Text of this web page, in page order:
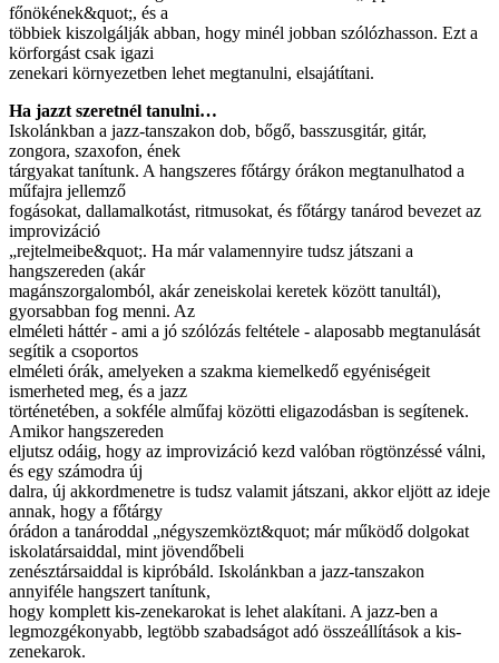
főnökének&quot;, és a
többiek kiszolgálják abban, hogy minél jobban szólózhasson. Ezt a
körforgást csak igazi
zenekari környezetben lehet megtanulni, elsajátítani.
Ha jazzt szeretnél tanulni…
Iskolánkban a jazz-tanszakon dob, bőgő, basszusgitár, gitár,
zongora, szaxofon, ének
tárgyakat tanítunk. A hangszeres főtárgy órákon megtanulhatod a
műfajra jellemző
fogásokat, dallamalkotást, ritmusokat, és főtárgy tanárod bevezet az
improvizáció
„rejtelmeibe&quot;. Ha már valamennyire tudsz játszani a
hangszereden (akár
magánszorgalomból, akár zeneiskolai keretek között tanultál),
gyorsabban fog menni. Az
elméleti háttér - ami a jó szólózás feltétele - alaposabb megtanulását
segítik a csoportos
elméleti órák, amelyeken a szakma kiemelkedő egyéniségeit
ismerheted meg, és a jazz
történetében, a sokféle alműfaj közötti eligazodásban is segítenek.
Amikor hangszereden
eljutsz odáig, hogy az improvizáció kezd valóban rögtönzéssé válni,
és egy számodra új
dalra, új akkordmenetre is tudsz valamit játszani, akkor eljött az ideje
annak, hogy a főtárgy
órádon a tanároddal „négyszemközt&quot; már működő dolgokat
iskolatársaiddal, mint jövendőbeli
zenésztársaiddal is kipróbáld. Iskolánkban a jazz-tanszakon
annyiféle hangszert tanítunk,
hogy komplett kis-zenekarokat is lehet alakítani. A jazz-ben a
legmozgékonyabb, legtöbb szabadságot adó összeállítások a kis-
zenekarok.